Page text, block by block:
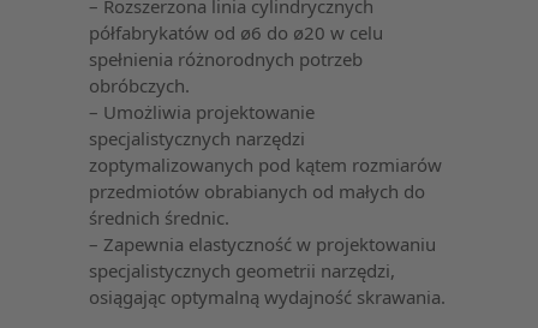
– Rozszerzona linia cylindrycznych
półfabrykatów od ø6 do ø20 w celu
spełnienia różnorodnych potrzeb
obróbczych.
– Umożliwia projektowanie
specjalistycznych narzędzi
zoptymalizowanych pod kątem rozmiarów
przedmiotów obrabianych od małych do
średnich średnic.
– Zapewnia elastyczność w projektowaniu
specjalistycznych geometrii narzędzi,
osiągając optymalną wydajność skrawania.